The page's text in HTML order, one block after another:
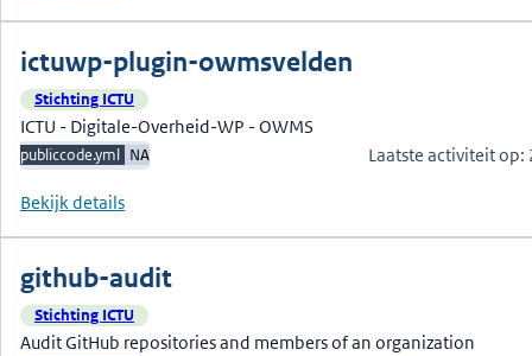
ictuwp-plugin-owmsvelden
Stichting ICTU
ICTU - Digitale-Overheid-WP - OWMS
publiccode.yml NA Laatste activiteit
Bekijk details
github-audit
Stichting ICTU
Audit GitHub repositories and members of an organization